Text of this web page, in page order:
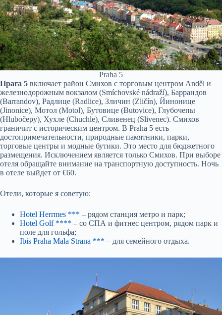
Praha 5
Прага 5 включает район Смихов с торговым центром Anděl и
железнодорожным вокзалом (Smíchovské nádraží), Баррандов
(Barrandov), Радлице (Radlice), Зличин (Zličín), Йинонице
(Jinonice), Мотол (Motol), Бутовице (Butovice), Глубочепы
(Hlubočepy), Хухле (Chuchle), Сливенец (Slivenec). Смихов
граничит с историческим центром. В Praha 5 есть
достопримечательности, природные памятники, парки,
торговые центры и модные бутики. Это место для бюджетного
размещения. Исключением является только Смихов. При выборе
отеля обращайте внимание на транспортную доступность. Ночь
в отеле выйдет от €60.
Отели, которые я советую:
Hotel Herrmes *** – рядом станция метро и парк;
Hotel Golf **** – со СПА и фитнес центром, рядом парк и
поле для гольфа;
Ibis Praha Mala Strana *** – для семейного отдыха.